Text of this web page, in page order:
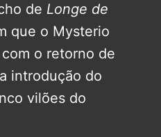
de Longe de
que o Mysterio
o retorno de
introdução do
vilões do